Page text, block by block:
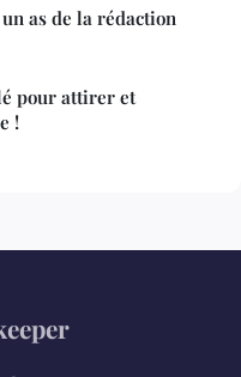
as de la rédaction
pour attirer et
!